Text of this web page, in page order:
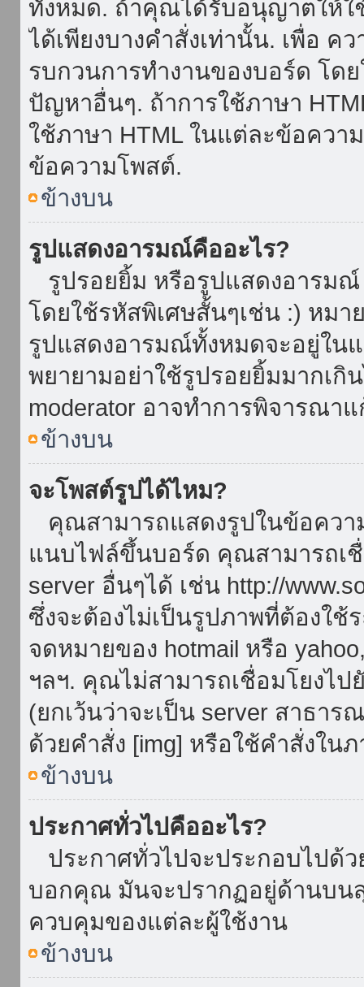
ทั้งหมด. ถ้าคุณได้รับอนุญาตให้ใ
ได้เพียงบางคำสั่งเท่านั้น. เพื่อ
รบกวนการทำงานของบอร์ด โด
ปัญหาอื่นๆ. ถ้าการใช้ภาษา
ใช้ภาษา HTML ในแต่ละข้อคว
ข้อความโพสต์.
ข้างบน
รูปแสดงอารมณ์คืออะไร?
รูปรอยยิ้ม หรือรูปแสดงอารมณ์
โดยใช้รหัสพิเศษสั้นๆเช่น :) หมา
รูปแสดงอารมณ์ทั้งหมดจะอยู่ใ
พยายามอย่าใช้รูปรอยยิ้มมากเกิ
moderator อาจทำการพิจารณา
ข้างบน
จะโพสต์รูปได้ไหม?
คุณสามารถแสดงรูปในข้อคว
แนบไฟล์ขึ้นบอร์ด คุณสามารถเชื่
server อื่นๆได้ เช่น http://
ซึ่งจะต้องไม่เป็นรูปภาพที่ต้องใ
จดหมายของ hotmail หรือ
ฯลฯ. คุณไม่สามารถเชื่อมโยงไ
(ยกเว้นว่าจะเป็น server สาธาร
ด้วยคำสั่ง [img] หรือใช้คำสั่งใ
ข้างบน
ประกาศทั่วไปคืออะไร?
ประกาศทั่วไปจะประกอบไปด้
บอกคุณ มันจะปรากฏอยู่ด้านบน
ควบคุมของแต่ละผู้ใช้งาน
ข้างบน